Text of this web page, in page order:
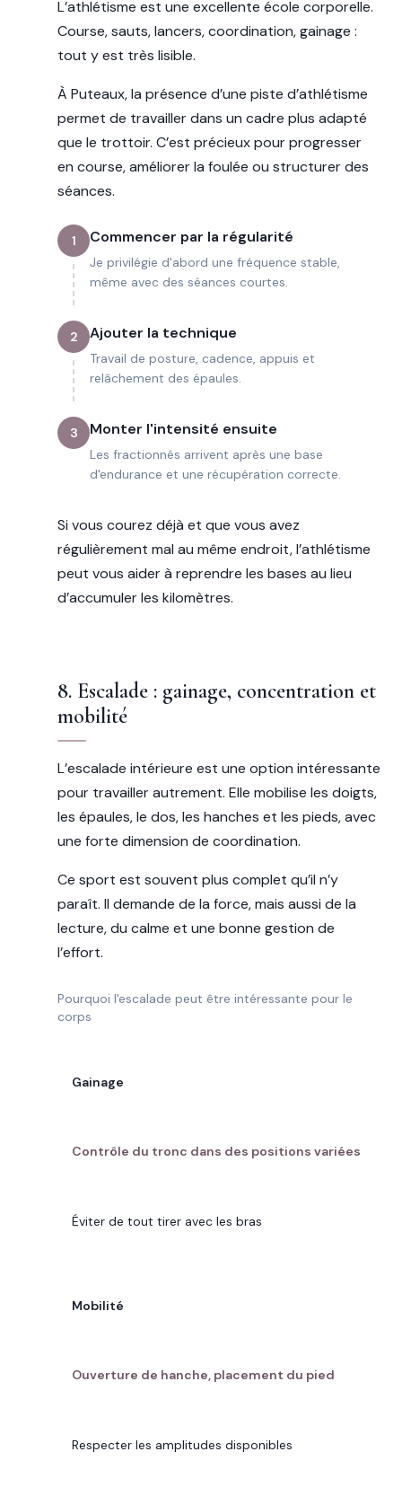
L’athlétisme est une excellente école corporelle.
Course, sauts, lancers, coordination, gainage :
tout y est très lisible.
À Puteaux, la présence d’une piste d’athlétisme
permet de travailler dans un cadre plus adapté
que le trottoir. C’est précieux pour progresser
en course, améliorer la foulée ou structurer des
séances.
1 Commencer par la régularité
Je privilégie d'abord une fréquence stable,
même avec des séances courtes.
2 Ajouter la technique
Travail de posture, cadence, appuis et
relâchement des épaules.
3 Monter l'intensité ensuite
Les fractionnés arrivent après une base
d'endurance et une récupération correcte.
Si vous courez déjà et que vous avez
régulièrement mal au même endroit, l’athlétisme
peut vous aider à reprendre les bases au lieu
d’accumuler les kilomètres.
8. Escalade : gainage, concentration et
mobilité
L’escalade intérieure est une option intéressante
pour travailler autrement. Elle mobilise les doigts,
les épaules, le dos, les hanches et les pieds, avec
une forte dimension de coordination.
Ce sport est souvent plus complet qu’il n’y
paraît. Il demande de la force, mais aussi de la
lecture, du calme et une bonne gestion de
l’effort.
Pourquoi l'escalade peut être intéressante pour le
corps
Gainage
Contrôle du tronc dans des positions variées
Éviter de tout tirer avec les bras
Mobilité
Ouverture de hanche, placement du pied
Respecter les amplitudes disponibles